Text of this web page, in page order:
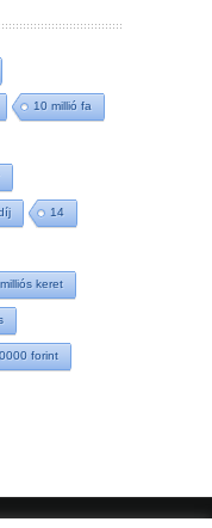
10 millió fa
14
keret
forint